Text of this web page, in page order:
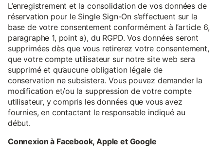
L’enregistrement et la consolidation de vos données de
réservation pour le Single Sign-On s’effectuent sur la
base de votre consentement conformément à l’article 6,
paragraphe 1, point a), du RGPD. Vos données seront
supprimées dès que vous retirerez votre consentement,
que votre compte utilisateur sur notre site web sera
supprimé et qu’aucune obligation légale de
conservation ne subsistera. Vous pouvez demander la
modification et/ou la suppression de votre compte
utilisateur, y compris les données que vous avez
fournies, en contactant le responsable indiqué au
début.
Connexion à Facebook, Apple et Google